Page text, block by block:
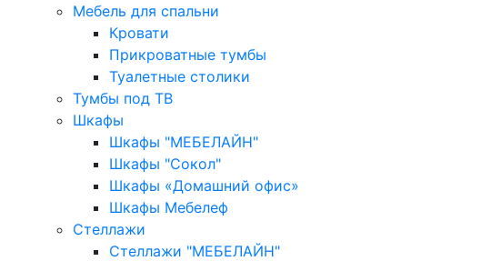
Мебель для спальни
Кровати
Прикроватные тумбы
Туалетные столики
Тумбы под ТВ
Шкафы
Шкафы "МЕБЕЛАЙН"
Шкафы "Сокол"
Шкафы «Домашний офис»
Шкафы Мебелеф
Стеллажи
Стеллажи "МЕБЕЛАЙН"